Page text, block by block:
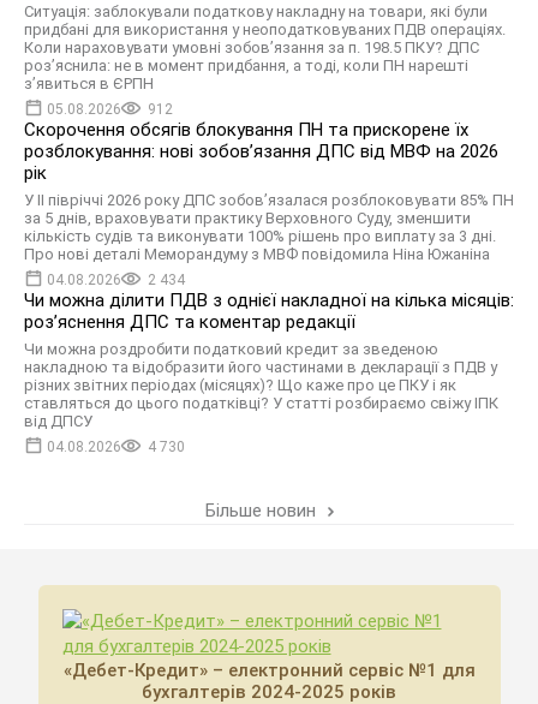
Ситуація: заблокували податкову накладну на товари, які були
придбані для використання у неоподатковуваних ПДВ операціях.
Коли нараховувати умовні зобов’язання за п. 198.5 ПКУ? ДПС
роз’яснила: не в момент придбання, а тоді, коли ПН нарешті
з’явиться в ЄРПН
05.08.2026 912
Скорочення обсягів блокування ПН та прискорене їх
розблокування: нові зобов’язання ДПС від МВФ на 2026
рік
У II півріччі 2026 року ДПС зобов’язалася розблоковувати 85% ПН
за 5 днів, враховувати практику Верховного Суду, зменшити
кількість судів та виконувати 100% рішень про виплату за 3 дні.
Про нові деталі Меморандуму з МВФ повідомила Ніна Южаніна
04.08.2026 2 434
Чи можна ділити ПДВ з однієї накладної на кілька місяців:
роз’яснення ДПС та коментар редакції
Чи можна роздробити податковий кредит за зведеною
накладною та відобразити його частинами в декларації з ПДВ у
різних звітних періодах (місяцях)? Що каже про це ПКУ і як
ставляться до цього податківці? У статті розбираємо свіжу ІПК
від ДПСУ
04.08.2026 4 730
Більше новин
«Дебет-Кредит» – електронний сервіс №1 для
бухгалтерів 2024-2025 років